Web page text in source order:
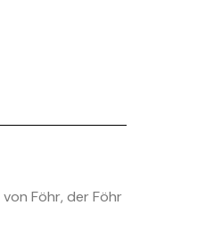
Föhr, der Föhr